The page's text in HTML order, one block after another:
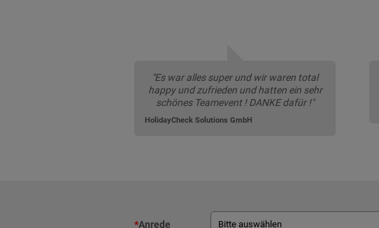
"Es war alles super und wir waren total
happy und zufrieden und hatten ein sehr
schönes Teamevent ! DANKE dafür !"
HolidayCheck Solutions GmbH
*Anrede